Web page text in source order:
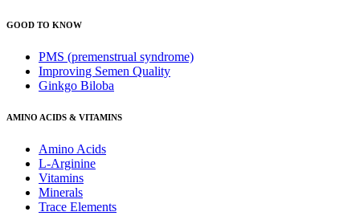
GOOD TO KNOW
PMS (premenstrual syndrome)
Improving Semen Quality
Ginkgo Biloba
AMINO ACIDS & VITAMINS
Amino Acids
L-Arginine
Vitamins
Minerals
Trace Elements